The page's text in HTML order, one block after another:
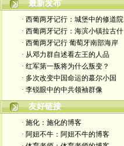
最新发布
· 西葡两牙记行：城堡中的修道院
· 西葡两牙记行：海滨小镇拉古什
· 西葡两牙记行 葡萄牙南部海岸
· 从邓力群自述看左王的人品
· 红军第一叛将为什么叛变？
· 多次改变中国命运的蕞尔小国
· 李锐眼中的中共领袖群像
友好链接
· 施化：施化的博客
· 阿妞不牛：阿妞不牛的博客